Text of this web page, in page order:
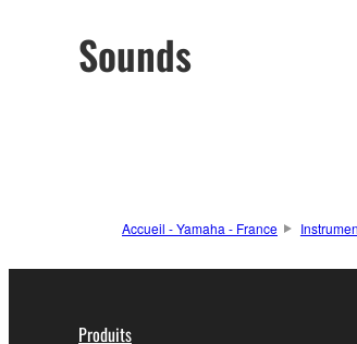
Sounds
Accueil - Yamaha - France
Produits